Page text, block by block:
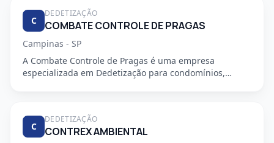
C
DEDETIZAÇÃO
COMBATE CONTROLE DE PRAGAS
Campinas - SP
A Combate Controle de Pragas é uma empresa
especializada em Dedetização para condomínios,
C
DEDETIZAÇÃO
CONTREX AMBIENTAL